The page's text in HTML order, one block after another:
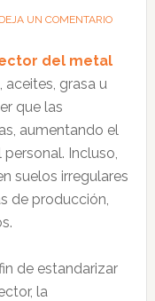
DEJA UN COMENTARIO
del metal
aceites, grasa u
que las
aumentando el
Incluso,
suelos irregulares
de producción,
de estandarizar
la